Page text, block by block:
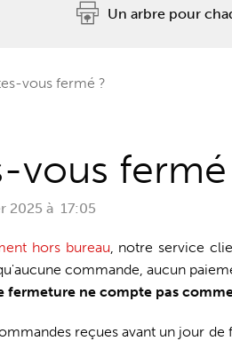
Un arbre pour
vous fermé ?
vous fermé
2025 à 17:05
hors bureau, notre service
commande, aucun
fermeture ne compte pas
reçues avant un jour